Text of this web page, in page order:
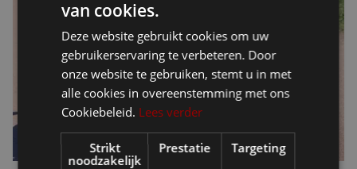
van cookies.
Deze website gebruikt cookies om uw
gebruikerservaring te verbeteren. Door
onze website te gebruiken, stemt u in met
alle cookies in overeenstemming met ons
Cookiebeleid. Lees verder
Strikt
noodzakelijk
Prestatie Targeting